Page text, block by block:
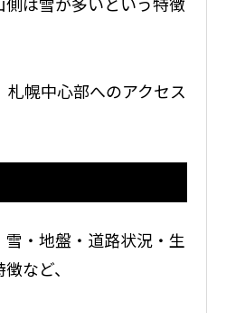
札幌中心部へのアクセス
・地盤・道路状況・生
など、